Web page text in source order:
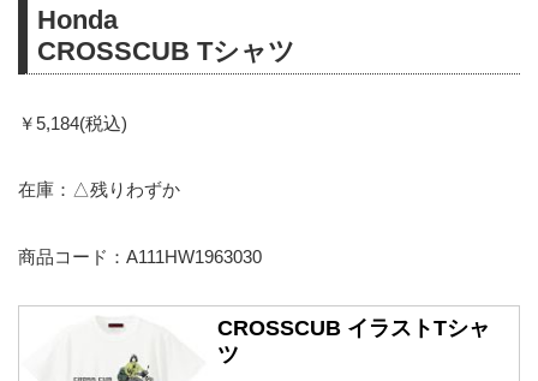
Honda
CROSSCUB Tシャツ
￥5,184(税込)
在庫：△残りわずか
商品コード：A111HW1963030
CROSSCUB イラストTシャ
ツ